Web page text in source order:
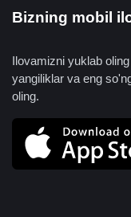
Bizning mobil
Ilovamizni yuklab
yangiliklar va eng
oling.